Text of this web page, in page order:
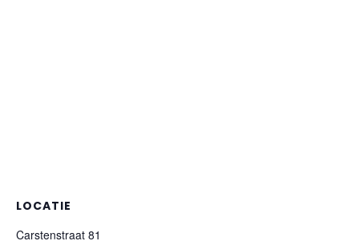
LOCATIE
Carstenstraat 81